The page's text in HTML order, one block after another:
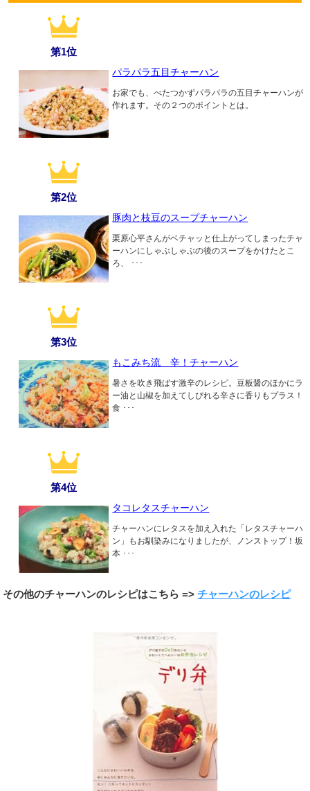
第1位
パラパラ五目チャーハン
お家でも、べたつかずパラパラの五目チャーハンが
作れます。その２つのポイントとは。
第2位
豚肉と枝豆のスープチャーハン
栗原心平さんがベチャッと仕上がってしまったチャ
ーハンにしゃぶしゃぶの後のスープをかけたとこ
ろ、 ･･･
第3位
もこみち流 辛！チャーハン
暑さを吹き飛ばす激辛のレシピ。豆板醤のほかにラ
ー油と山椒を加えてしびれる辛さに香りもプラス！
食 ･･･
第4位
タコレタスチャーハン
チャーハンにレタスを加え入れた「レタスチャーハ
ン」もお馴染みになりましたが、ノンストップ！坂
本 ･･･
その他のチャーハンのレシピはこちら =>チャーハンのレシピ